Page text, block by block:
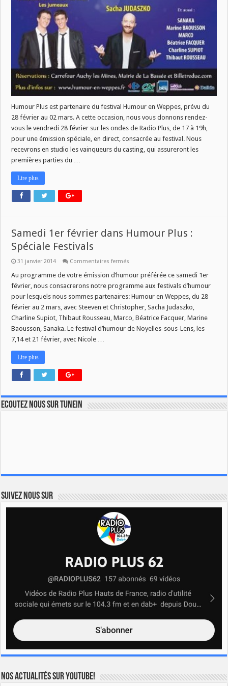
Humour Plus est partenaire du festival Humour en Weppes, prévu du
28 février au 02 mars. A cette occasion, nous vous donnons rendez-
vous le vendredi 28 février sur les ondes de Radio Plus, de 17 à 19h,
pour une émission spéciale, en direct, consacrée au festival. Nous
recevrons en studio les vainqueurs du casting, qui assureront les
premières parties du …
Lire plus
Samedi 1er février dans Humour Plus :
Spéciale Festivals
31 janvier 2014 Commentaires fermés
1er
février
dans
Humour
Plus
:
Festivals
Au programme de votre émission d’humour préférée ce samedi 1er
février, nous consacrerons notre programme aux festivals d’humour
pour lesquels nous sommes partenaires: Humour en Weppes, du 28
février au 2 mars, avec Steeven et Christopher, Sacha Judaszko,
Charline Supiot, Thibaut Rousseau, Marco, Béatrice Facquer, Marine
Baousson, Sanaka. Le festival d’humour de Noyelles-sous-Lens, les
7,14 et 21 février, avec Nicole …
Lire plus
Ecoutez nous sur TuneIn
Suivez nous sur
Nos actualités sur YOUTUBE!